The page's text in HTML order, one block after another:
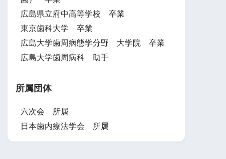
広島県立府中高等学校 卒業
東京歯科大学 卒業
広島大学歯周病態学分野 大学院 卒業
広島大学歯周病科 助手
所属団体
六次会 所属
日本歯内療法学会 所属